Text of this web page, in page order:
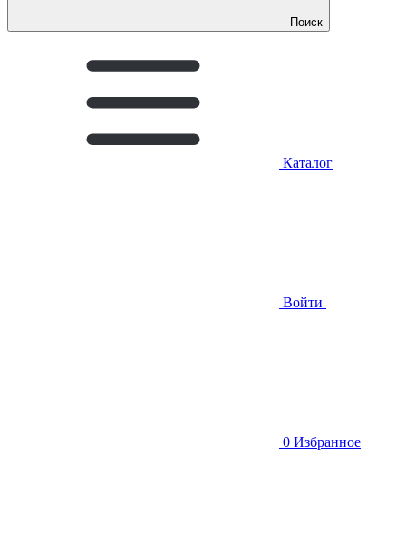
Поиск
Каталог
Войти
0 Избранное